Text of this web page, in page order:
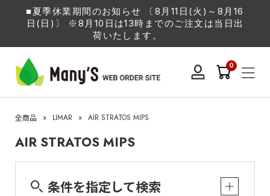
■夏季休業期間のお知らせ 〔8月11日(火)～8月16
日(日)〕 ※8月10日は13時までのご注文は当日出
荷いたします。
0
全商品 » LIMAR » AIR STRATOS MIPS
AIR STRATOS MIPS
条件を指定して検索